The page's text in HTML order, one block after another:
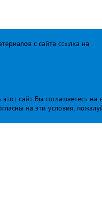
с сайта ссылка на
сайт Вы соглашаетесь
на эти условия,